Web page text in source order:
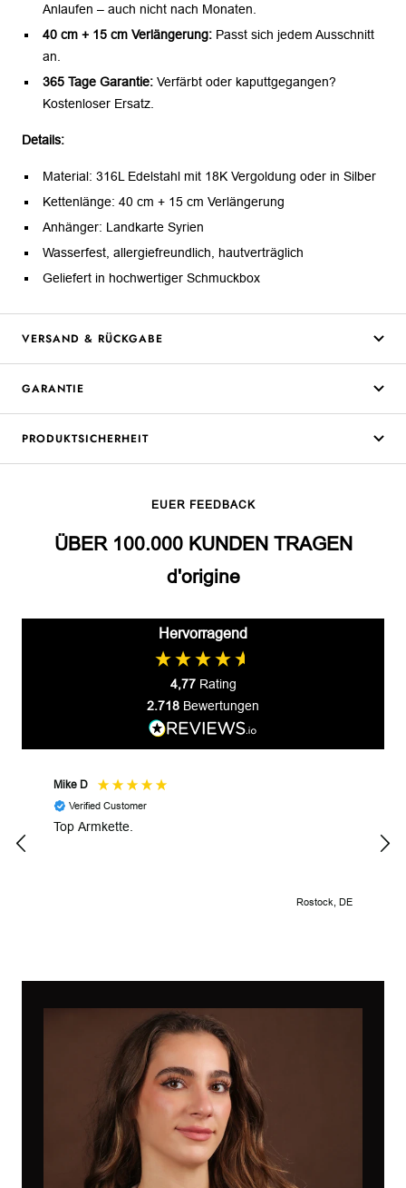
Anlaufen – auch nicht nach Monaten.
40 cm + 15 cm Verlängerung:Passt sich jedem Ausschnitt
an.
365 Tage Garantie:Verfärbt oder kaputtgegangen?
Kostenloser Ersatz.
Details:
Material: 316L Edelstahl mit 18K Vergoldung oder in Silber
Kettenlänge: 40 cm + 15 cm Verlängerung
Anhänger: Landkarte Syrien
Wasserfest, allergiefreundlich, hautverträglich
Geliefert in hochwertiger Schmuckbox
VERSAND & RÜCKGABE
GARANTIE
PRODUKTSICHERHEIT
EUER FEEDBACK
ÜBER 100.000 KUNDEN TRAGEN
d'origine
Hervorragend
4,77 Rating
2.718 Bewertungen
Mike D
Verified Customer
Top Armkette.
Rostock, DE